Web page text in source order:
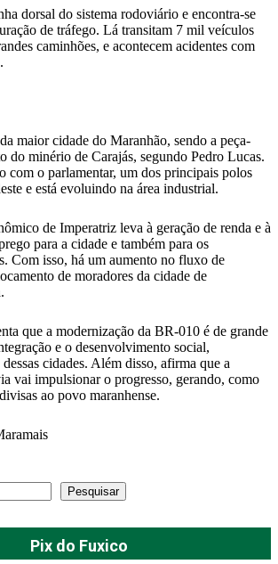
dorsal do sistema rodoviário e encontra-se
de tráfego. Lá transitam 7 mil veículos
caminhões, e acontecem acidentes com
maior cidade do Maranhão, sendo a peça-
do minério de Carajás, segundo Pedro Lucas.
com o parlamentar, um dos principais polos
e está evoluindo na área industrial.
de Imperatriz leva à geração de renda e à
para a cidade e também para os
Com isso, há um aumento no fluxo de
de moradores da cidade de
que a modernização da BR-010 é de grande
e o desenvolvimento social,
cidades. Além disso, afirma que a
vai impulsionar o progresso, gerando, como
ao povo maranhense.
Pesquisar
Pix do Fuxico